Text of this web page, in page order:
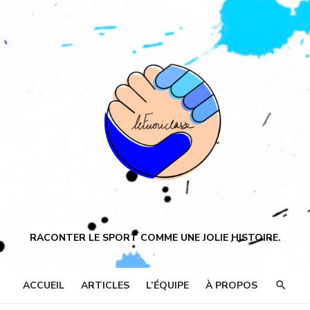
RACONTER LE SPORT COMME UNE JOLIE HISTOIRE.
ACCUEIL ARTICLES L’ÉQUIPE À PROPOS